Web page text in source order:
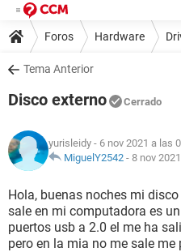
Foros Hardware
Tema Anterior
Disco externo Cerrado
yurisleidy - 6 nov 2021 a las
MiguelY2542 - 8 nov
Hola, buenas noches mi
sale en mi computadora es
puertos usb a 2.0 el me ha
pero en la mia no me sale